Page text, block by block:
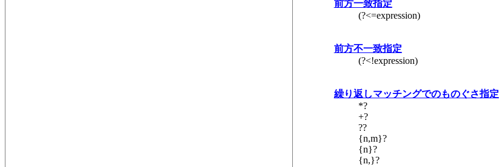
前方一致指定
(?<=expression)
前方不一致指定
(?<!expression)
繰り返しマッチングでのものぐさ指定
*?
+?
??
{n,m}?
{n}?
{n,}?